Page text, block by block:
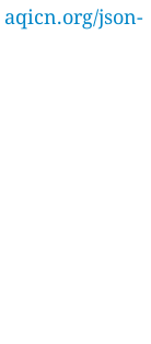
aqicn.org/json-